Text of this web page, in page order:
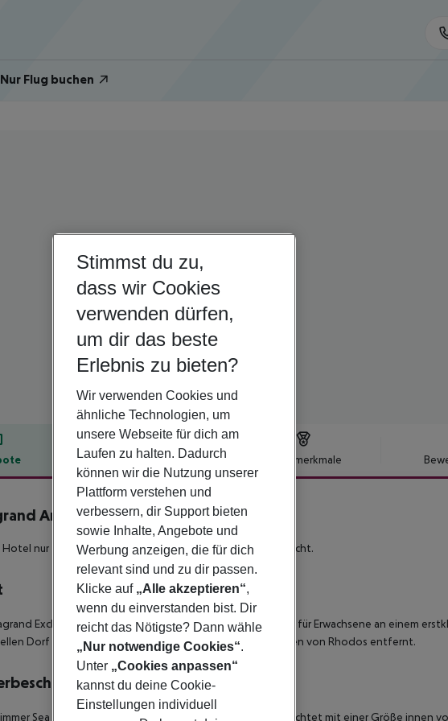
Nur Flug buchen
Hotelbeschreibung Hotelmerkmale
Artistic Luxury Beach Resort
Hotel nur für Erwachsene mit einer atemberaubenden Aussicht.
Exclusive Deluxe Resort ist ein luxuriöser Komplex nur für Erwachsene an einem
Dorf Lindos, etwa 55 km vom internationalen Flughafen von Rhodos entfernt.
Sea Front
Die Zimmer sind elegant und stilvoll eingerichtet mit einer Größe innen
Stimmst du zu,
dass wir Cookies
verwenden dürfen,
um dir das beste
Erlebnis zu bieten?
Wir verwenden Cookies und
ähnliche Technologien, um
unsere Webseite für dich am
Laufen zu halten. Dadurch
können wir die Nutzung unserer
Plattform verstehen und
verbessern, dir Support bieten
sowie Inhalte, Angebote und
Werbung anzeigen, die für dich
relevant sind und zu dir passen.
Klicke auf „Alle akzeptieren“,
wenn du einverstanden bist. Dir
reicht das Nötigste? Dann wähle
„Nur notwendige Cookies“.
Unter „Cookies anpassen“
kannst du deine Cookie-
Einstellungen individuell